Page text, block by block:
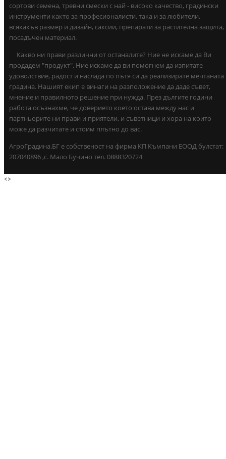
сортови семена, тревни смески с най - високо качество, градински
инструменти както за професионалисти, така и за любители,
всякакъв размер и дизайн, саксии, препарати за растителна защита,
посадъчен материал.
Какво ни прави различни от останалите? Ние не искаме да Ви
продадем "продукт". Ние искаме да ви помогнем да изпитате
удоволствие, радост и наслада по пътя си да реализирате мечтаната
градина. Нашият екип е винаги на разположение да даде съвет,
мнение и правилното решение при нужда. През дългите години
работа осъзнахме, че доверието което остава между нас и
партньорите ни прави и приятели, и съветници и хора на които
може да разчитате и стоим плътно до вас.
АгроГрадина.БГ е собственост на фирма КП Къмпани ЕООД булстат:
207040896 ,с. Мало Бучино тел. 0888320724
<>